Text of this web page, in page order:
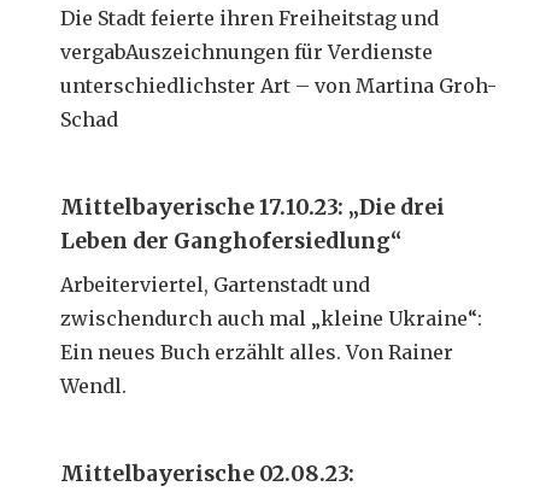
Die Stadt feierte ihren Freiheitstag und
vergabAuszeichnungen für Verdienste
unterschiedlichster Art – von Martina Groh-
Schad
Mittelbayerische 17.10.23: „Die drei
Leben der Ganghofersiedlung“
Arbeiterviertel, Gartenstadt und
zwischendurch auch mal „kleine Ukraine“:
Ein neues Buch erzählt alles. Von Rainer
Wendl.
Mittelbayerische 02.08.23: